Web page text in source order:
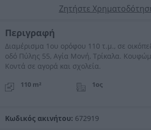
Ζητήστε
Περιγραφή
Διαμέρισμα 1ου ορόφου 110 τ.μ., σε
οδό Πύλης 55, Αγία Μονή, Τρίκαλα.
Κοντά σε αγορά και σχολεία.
110 m² 1ος
Κωδικός ακινήτου: 672919